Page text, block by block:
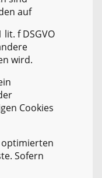
auf
f DSGVO
wird.
Cookies
Sofern